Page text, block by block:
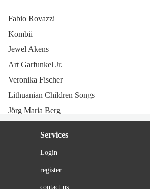
Fabio Rovazzi
Kombii
Jewel Akens
Art Garfunkel Jr.
Veronika Fischer
Lithuanian Children Songs
Jörg Maria Berg
Alex Gaumond
Marie-José
Services
Login
register
contact us